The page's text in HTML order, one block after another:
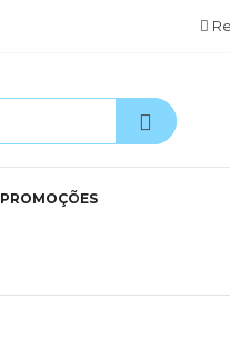
PROMOÇÕES